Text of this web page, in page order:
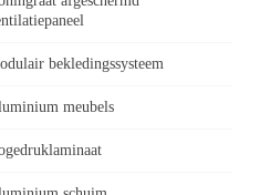
bekledingssysteem
meubels